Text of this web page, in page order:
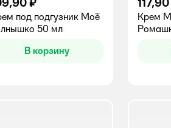
под подгузник Моё
50 мл
В корзину
Крем